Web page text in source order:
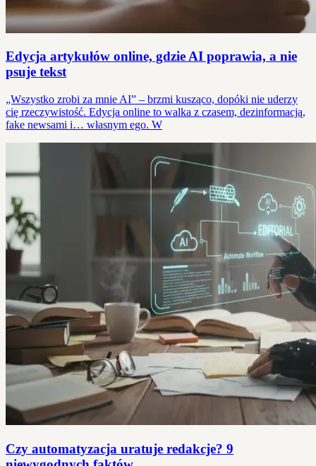
Edycja artykułów online, gdzie AI poprawia, a nie
psuje tekst
„Wszystko zrobi za mnie AI” – brzmi kusząco, dopóki nie uderzy
cię rzeczywistość. Edycja online to walka z czasem, dezinformacją,
fake newsami i… własnym ego. W
Czy automatyzacja uratuje redakcje? 9